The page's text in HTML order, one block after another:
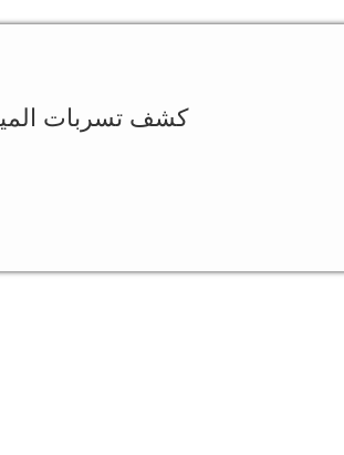
كشف تسربات المياه بجدة